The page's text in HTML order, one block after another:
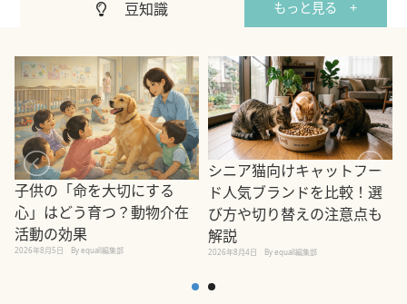
豆知識 もっと見る +
子供の「命を大切にする
心」はどう育つ？動物介在
活動の効果
2026年8月5日 By equall編集部
シニア猫向けキャットフー
ド人気ブランドを比較！選
び方や切り替えの注意点も
解説
2026年8月4日 By equall編集部